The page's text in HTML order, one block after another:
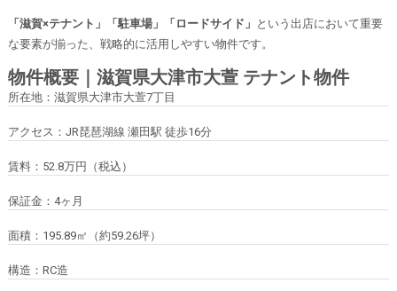
「滋賀×テナント」「駐車場」「ロードサイド」 という出店において重要
な要素が揃った、戦略的に活用しやすい物件です。
物件概要｜滋賀県大津市大萱 テナント物件
所在地：滋賀県大津市大萱7丁目
アクセス：JR琵琶湖線 瀬田駅 徒歩16分
賃料：52.8万円（税込）
保証金：4ヶ月
面積：195.89㎡（約59.26坪）
構造：RC造